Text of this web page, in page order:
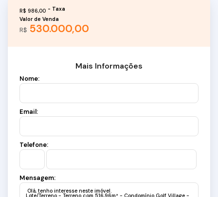
R$ 530.000,00
Valor de Venda
R$ 986,00
Mais Informações
Nome:
Email:
Telefone:
Mensagem: